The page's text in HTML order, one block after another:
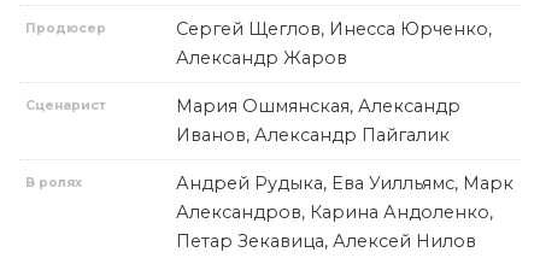
Продюсер
Сергей Щеглов, Инесса Юрченко,
Александр Жаров
Сценарист
Мария Ошмянская, Александр
Иванов, Александр Пайгалик
В ролях
Андрей Рудыка, Ева Уилльямс, Марк
Александров, Карина Андоленко,
Петар Зекавица, Алексей Нилов